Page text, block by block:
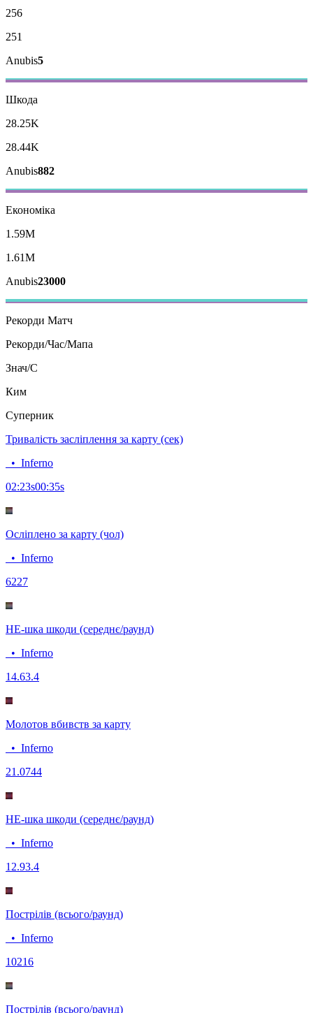
256
251
Anubis5
Шкода
28.25K
28.44K
Anubis882
Економіка
1.59M
1.61M
Anubis23000
Рекорди Матч
Рекорди/Час/Мапа
Знач/C
Ким
Суперник
Тривалість засліплення за карту (сек)
• Inferno
02:23s00:35s
Осліплено за карту (чол)
• Inferno
6227
HE-шка шкоди (середнє/раунд)
• Inferno
14.63.4
Молотов вбивств за карту
• Inferno
21.0744
HE-шка шкоди (середнє/раунд)
• Inferno
12.93.4
Пострілів (всього/раунд)
• Inferno
10216
Пострілів (всього/раунд)